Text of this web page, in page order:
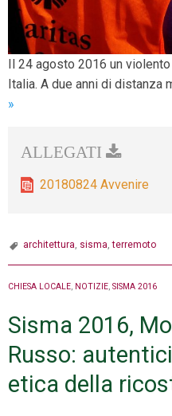
Il 24 agosto 2016 un
Italia. A due anni di distanza
Sisma
della
Italia
»
20180824 Avvenire
architettura, sisma,terremoto
CHIESA LOCALE, NOTIZIE, SISMA 2016
Sisma 2016,
Russo:
etica della